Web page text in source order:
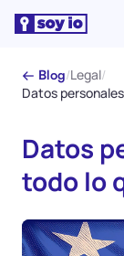
← Blog/Legal/
Datos
todo lo